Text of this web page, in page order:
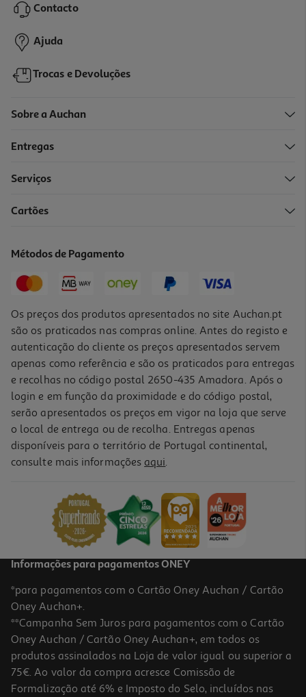
Price reduced from
15,99 €to
11,99 €
-25%
Price reduced from
12,99 €to
Promoção
-25%
Puzzle Coliseum Clementoni Sunrise 3000 Peças
Price reduced from
18,74 €
-25%
Contacto
Ajuda
Trocas e Devoluções
Sobre a Auchan
Entregas
Serviços
Cartões
Métodos de Pagamento
Os preços dos produtos apresentados no site Auchan.pt
são os praticados nas compras online. Antes do registo e
autenticação do cliente os preços apresentados servem
apenas como referência e são os praticados para entregas
e recolhas no código postal 2650-435 Amadora. Após o
login e em função da proximidade e do código postal,
serão apresentados os preços em vigor na loja que serve
o local de entrega ou de recolha. Entregas apenas
disponíveis para o território de Portugal continental,
consulte mais informações aqui.
Informações para pagamentos ONEY
*para pagamentos com o Cartão Oney Auchan / Cartão
Oney Auchan+.
**Campanha Sem Juros para pagamentos com o Cartão
Oney Auchan / Cartão Oney Auchan+, em todos os
produtos assinalados na Loja de valor igual ou superior a
75€. Ao valor da compra acresce Comissão de
Formalização até 6% e Imposto do Selo, incluídos nas